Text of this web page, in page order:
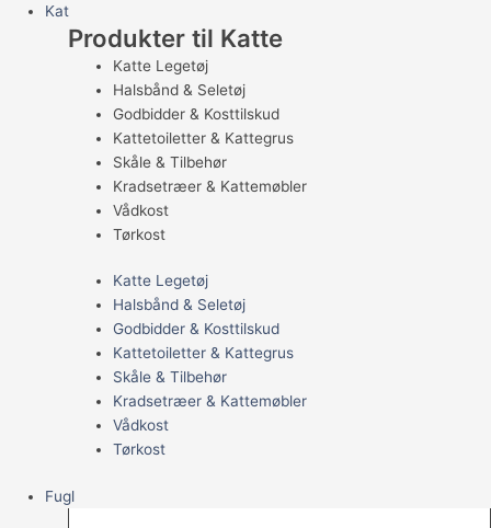
Kat
Produkter til Katte
Katte Legetøj
Halsbånd & Seletøj
Godbidder & Kosttilskud
Kattetoiletter & Kattegrus
Skåle & Tilbehør
Kradsetræer & Kattemøbler
Vådkost
Tørkost
Katte Legetøj
Halsbånd & Seletøj
Godbidder & Kosttilskud
Kattetoiletter & Kattegrus
Skåle & Tilbehør
Kradsetræer & Kattemøbler
Vådkost
Tørkost
Fugl